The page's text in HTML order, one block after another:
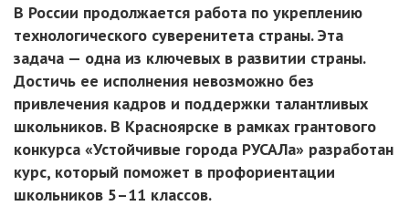
В России продолжается работа по укреплению
технологического суверенитета страны. Эта
задача — одна из ключевых в развитии страны.
Достичь ее исполнения невозможно без
привлечения кадров и поддержки талантливых
школьников. В Красноярске в рамках грантового
конкурса «Устойчивые города РУСАЛа» разработан
курс, который поможет в профориентации
школьников 5–11 классов.